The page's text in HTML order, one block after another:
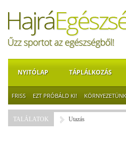
NYITÓLAP TÁPLÁLKOZÁS
FRISS EZT PRÓBÁLD KI! KÖRNYEZETÜNK
TALÁLATOK Utazás